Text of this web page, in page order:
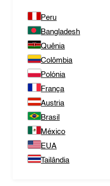
Peru
Bangladesh
Quênia
Colômbia
Polónia
França
Austria
Brasil
México
EUA
Tailândia